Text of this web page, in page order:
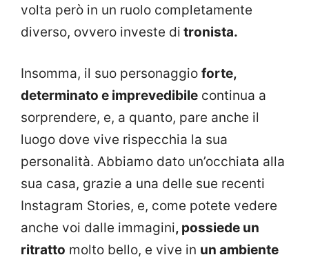
volta però in un ruolo completamente
diverso, ovvero investe di tronista.
Insomma, il suo personaggio forte,
determinato e imprevedibile continua a
sorprendere, e, a quanto, pare anche il
luogo dove vive rispecchia la sua
personalità. Abbiamo dato un’occhiata alla
sua casa, grazie a una delle sue recenti
Instagram Stories, e, come potete vedere
anche voi dalle immagini, possiede un
ritratto molto bello, e vive in un ambiente